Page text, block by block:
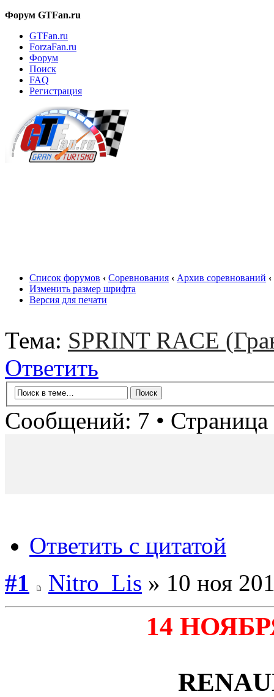
Форум GTFan.ru
GTFan.ru
ForzaFan.ru
Форум
Поиск
FAQ
Регистрация
Список форумов ‹ Соревнования ‹ Архив соревнований ‹
Изменить размер шрифта
Версия для печати
Тема: SPRINT RACE
Ответить
Сообщений: 7 • Страница
Ответить с цитатой
#1
Nitro_Lis » 10 ноя
14